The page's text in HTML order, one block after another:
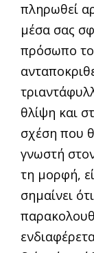
πλη­ρωθεί
μέσα σας
πρόσωπο το
θλίψη και
σχέση που
γνω­στή
τη μορφή,
σημαίνει